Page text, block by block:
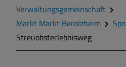
Geschichte
Wappen
Verwaltungsgemeinschaft
Markt Markt Berolzheim
Streuobsterlebnisweg